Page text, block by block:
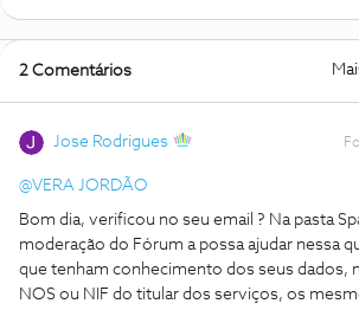
2 Comentários
Jose Rodrigues
@VERA JORDÃO
Bom dia, verificou no seu email ? Na pasta
moderação do Fórum a possa ajudar nessa
que tenham conhecimento dos seus dados,
NOS ou NIF do titular dos serviços, os